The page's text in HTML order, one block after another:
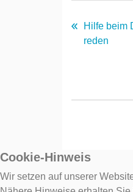
Hilfe beim
reden
Cookie-Hinweis
Wir setzen auf unserer